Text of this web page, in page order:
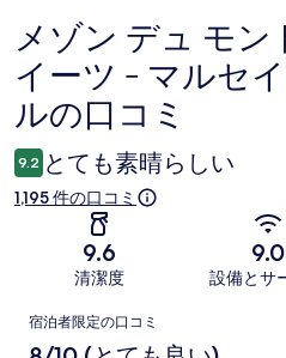
口
コ
ミ
メゾン デュ モン
イーツ - マルセ
ルの口コミ
9.2 とても素晴らしい
1,195 件の口コミ
9.6
清潔度
9.0
設備とサ
口
宿泊者限定の口コミ